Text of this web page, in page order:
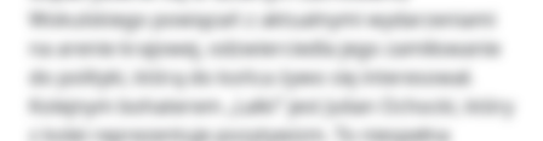
Wokulskiego powiązań z aktualnymi wydarzeniami
na arenie krajowej, odzwierciedla jego zamiłowanie
do polityki, którą do końca żywo się interesował.
Kolejnym bohaterem „Lalki” jest Julian Ochocki, który
z kolei reprezentuje pozytywizm. To niespełna